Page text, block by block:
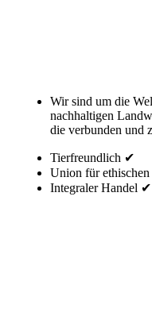
Wir sind um die
nachhaltigen
die verbunden und
Tierfreundlich ✔
Union für
Integraler Handel ✔